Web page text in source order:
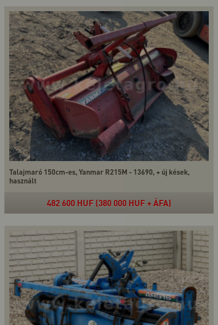
Talajmaró 150cm-es, Yanmar R215M - 13690, + új kések,
használt
482 600 HUF (380 000 HUF + ÁFA)